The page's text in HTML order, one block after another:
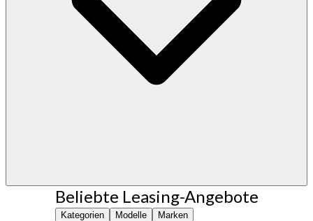
Beliebte Leasing-Angebote
Kategorien Modelle Marken